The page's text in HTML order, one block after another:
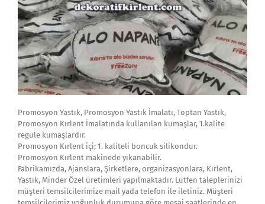
Promosyon Yastık, Promosyon Yastık İmalatı, Toptan Yastık,
Promosyon Kırlent İmalatında kullanılan kumaşlar, 1.kalite
regule kumaşlardır.
Promosyon Kırlent içi; 1. kaliteli boncuk silikondur.
Promosyon Kırlent makinede yıkanabilir.
Fabrikamızda, Ajanslara, Şirketlere, organizasyonlara, Kırlent,
Yastık, Minder Özel üretimleri yapılmaktadır. Lütfen taleplerinizi
müşteri temsilcilerimize mail yada telefon ile iletiniz. Müşteri